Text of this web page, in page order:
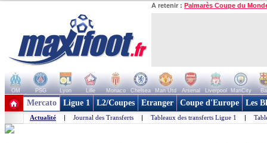
A retenir : Palmarès Coupe du
OM PSG Lyon Lille Monaco Chelsea Man Utd Arsenal Liverpool ManCity
+ de clubs
Mercato Ligue 1 L2/Coupes Etranger Coupe d'Europe Les
Actualité | Journal des Transferts | Tableaux des transferts Ligue 1 |